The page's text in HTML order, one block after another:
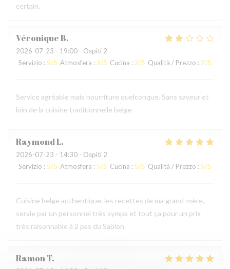
certain.
VéroniqueB
2026-07-23 - 19:00 - Ospiti 2
Servizio : 5/5 Atmosfera : 3/5 Cucina : 2/5 Qualità / Prezzo : 2/5
Service agréable mais nourriture quelconque. Sans saveur et
loin de la cuisine traditionnelle belge
RaymondL
2026-07-23 - 14:30 - Ospiti 2
Servizio : 5/5 Atmosfera : 5/5 Cucina : 5/5 Qualità / Prezzo : 5/5
Cuisine belge authentique, les recettes de ma grand-mère,
servie par un personnel très sympa et tout ça pour un prix
très raisonnable à 2 pas du Sablon
RamonT